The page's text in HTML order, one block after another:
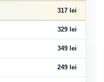
317 lei
329 lei
349 lei
249 lei